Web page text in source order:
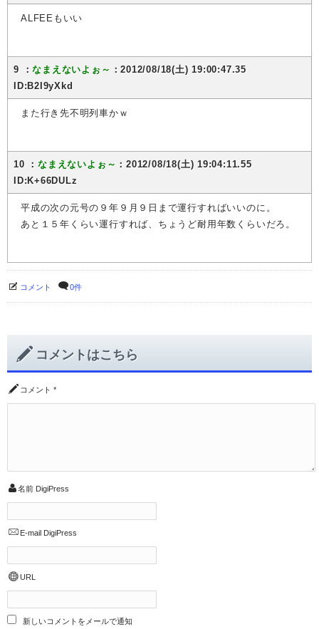
ALFEEもいい
9 ：なまえないよぉ～ ：2012/08/18(土) 19:00:47.35
ID:B2I9yXkd
また行き先不明列車かｗ
10 ：なまえないよぉ～ ：2012/08/18(土) 19:04:11.55
ID:K+66DULz
平成の次の元号の９年９月９日まで運行すればいいのに。
あと１５年くらい運行すれば、ちょうど耐用年数くらいだろ。
コメント 0件
コメントはこちら
コメント *
名前 DigiPress
E-mail DigiPress
URL
新しいコメントをメールで通知